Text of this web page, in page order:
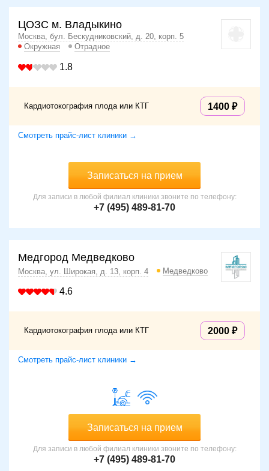
ЦОЗС м. Владыкино
Москва, бул. Бескудниковский, д. 20, корп. 5
Окружная
Отрадное
1.8
Кардиотокография плода или КТГ 1400
Смотреть прайс-лист клиники →
Записаться на прием
Для записи в любой филиал клиники звоните по телефону:
+7 (495) 489-81-70
Медгород Медведково
Москва, ул. Широкая, д. 13, корп. 4 Медведково
4.6
Кардиотокография плода или КТГ 2000
Смотреть прайс-лист клиники →
Записаться на прием
Для записи в любой филиал клиники звоните по телефону:
+7 (495) 489-81-70